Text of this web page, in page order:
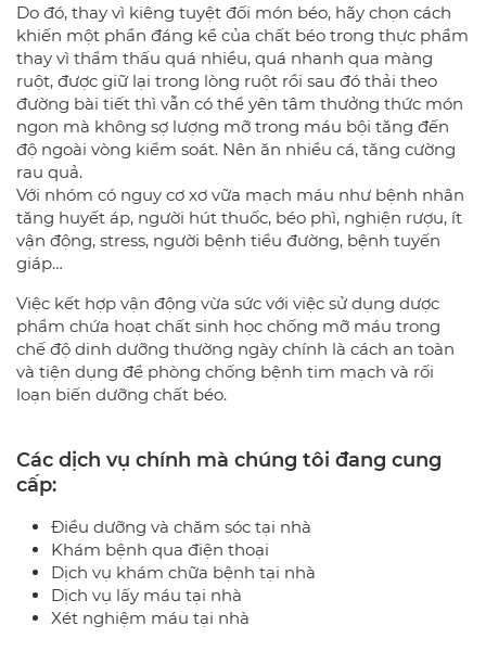
Do đó, thay vì kiêng tuyệt đối món béo, hãy chọn cách
khiến một phần đáng kể của chất béo trong thực phẩm
thay vì thẩm thấu quá nhiều, quá nhanh qua màng
ruột, được giữ lại trong lòng ruột rồi sau đó thải theo
đường bài tiết thì vẫn có thể yên tâm thưởng thức món
ngon mà không sợ lượng mỡ trong máu bội tăng đến
độ ngoài vòng kiểm soát. Nên ăn nhiều cá, tăng cường
rau quả.
Với nhóm có nguy cơ xơ vữa mạch máu như bệnh nhân
tăng huyết áp, người hút thuốc, béo phì, nghiện rượu, ít
vận động, stress, người bệnh tiểu đường, bệnh tuyến
giáp…
Việc kết hợp vận động vừa sức với việc sử dụng dược
phẩm chứa hoạt chất sinh học chống mỡ máu trong
chế độ dinh dưỡng thường ngày chính là cách an toàn
và tiện dụng để phòng chống bệnh tim mạch và rối
loạn biến dưỡng chất béo.
Các dịch vụ chính mà chúng tôi đang cung
cấp:
Điều dưỡng và chăm sóc tại nhà
Khám bệnh qua điện thoại
Dịch vụ khám chữa bệnh tại nhà
Dịch vụ lấy máu tại nhà
Xét nghiệm máu tại nhà